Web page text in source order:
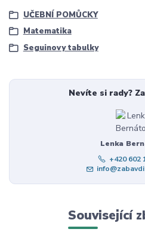
UČEBNÍ POMŮCKY
Matematika
Seguinovy tabulky
Nevíte si rady?
Lenka
+420 602
Související